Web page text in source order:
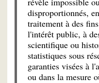
disproportionnés,
traitement à des
l'intérêt public, à
scientifique ou
statistiques sous
garanties visées à
ou dans la mesure